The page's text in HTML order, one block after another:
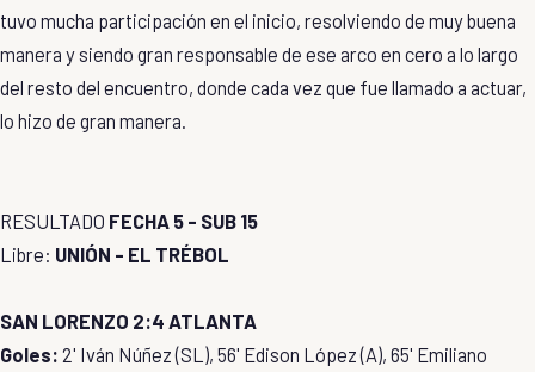
tuvo mucha participación en el inicio, resolviendo de muy buena
manera y siendo gran responsable de ese arco en cero a lo largo
del resto del encuentro, donde cada vez que fue llamado a actuar,
lo hizo de gran manera.
RESULTADO FECHA 5 - SUB 15
Libre: UNIÓN - EL TRÉBOL
SAN LORENZO 2:4 ATLANTA
Goles: 2' Iván Núñez (SL), 56' Edison López (A), 65' Emiliano